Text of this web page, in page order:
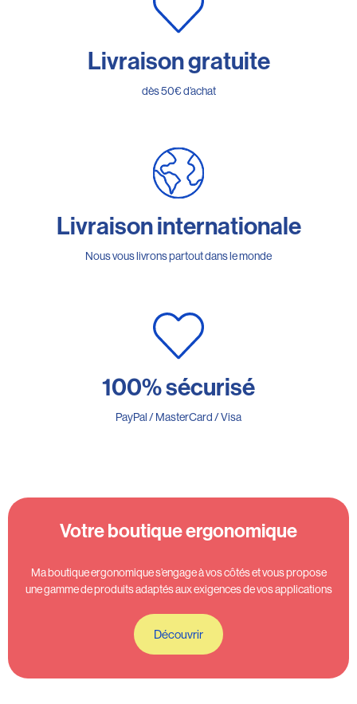
Livraison gratuite
dès 50€ d’achat
Livraison internationale
Nous vous livrons partout dans le monde
100% sécurisé
PayPal / MasterCard / Visa
Votre boutique ergonomique
Ma boutique ergonomique s’engage à vos côtés et vous propose
une gamme de produits adaptés aux exigences de vos applications
Découvrir